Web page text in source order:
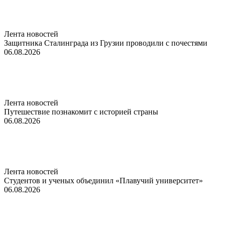
Лента новостей
Защитника Сталинграда из Грузии проводили с почестями
06.08.2026
Лента новостей
Путешествие познакомит с историей страны
06.08.2026
Лента новостей
Студентов и ученых объединил «Плавучий университет»
06.08.2026